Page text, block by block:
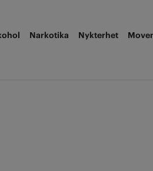
Narkotika Nykterhet